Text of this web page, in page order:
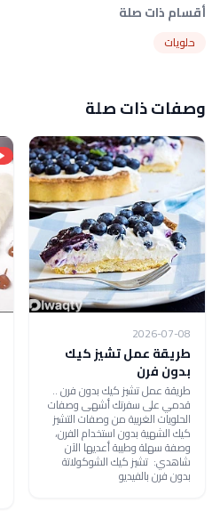
أقسام ذات صلة
حلويات
وصفات ذات صلة
2026-07-08
طريقة عمل تشيز كيك
بدون فرن
طريقة عمل تشيز كيك بدون فرن ..
قدمي على سفرتك أشهى وصفات
الحلويات الغربية من وصفات التشيز
كيك الشهية بدون استخدام الفرن،
وصفة سهلة وطيبة أعديها الآن
شاهدي: تشيز كيك الشوكولاتة
بدون فرن بالفيديو